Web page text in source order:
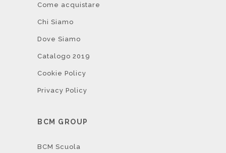
Come acquistare
Chi Siamo
Dove Siamo
Catalogo 2019
Cookie Policy
Privacy Policy
BCM GROUP
BCM Scuola